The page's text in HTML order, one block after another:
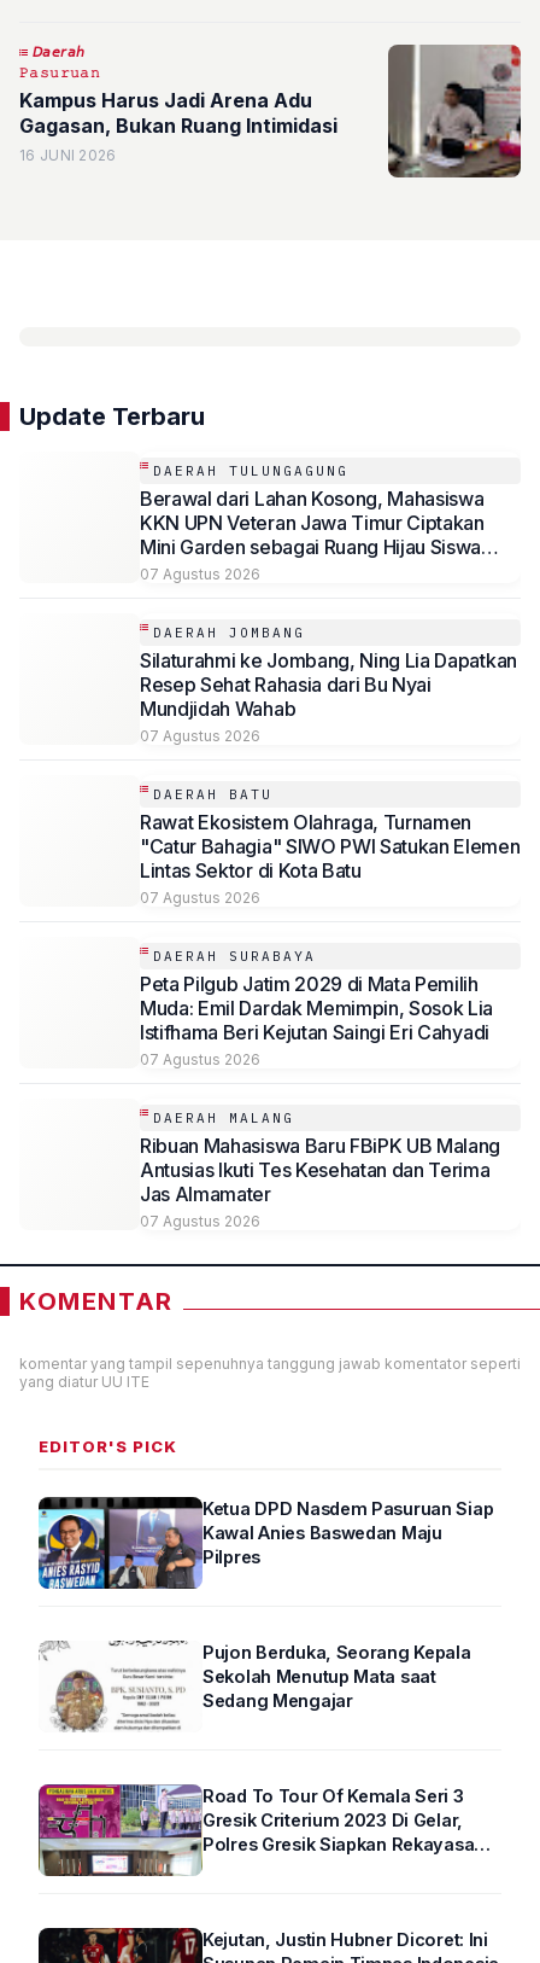
𝘋𝘢𝘦𝘳𝘢𝘩
𝙿𝚊𝚜𝚞𝚛𝚞𝚊𝚗
Kampus Harus Jadi Arena Adu
Gagasan, Bukan Ruang Intimidasi
16 JUNI 2026
Update Terbaru
DAERAH TULUNGAGUNG
Berawal dari Lahan Kosong, Mahasiswa
KKN UPN Veteran Jawa Timur Ciptakan
Mini Garden sebagai Ruang Hijau Siswa
SMP Al-Azhaar Tulungagung
07 Agustus 2026
DAERAH JOMBANG
Silaturahmi ke Jombang, Ning Lia Dapatkan
Resep Sehat Rahasia dari Bu Nyai
Mundjidah Wahab
07 Agustus 2026
DAERAH BATU
Rawat Ekosistem Olahraga, Turnamen
"Catur Bahagia" SIWO PWI Satukan Elemen
Lintas Sektor di Kota Batu
07 Agustus 2026
DAERAH SURABAYA
Peta Pilgub Jatim 2029 di Mata Pemilih
Muda: Emil Dardak Memimpin, Sosok Lia
Istifhama Beri Kejutan Saingi Eri Cahyadi
07 Agustus 2026
DAERAH MALANG
Ribuan Mahasiswa Baru FBiPK UB Malang
Antusias Ikuti Tes Kesehatan dan Terima
Jas Almamater
07 Agustus 2026
KOMENTAR
komentar yang tampil sepenuhnya tanggung jawab komentator seperti
yang diatur UU ITE
EDITOR'S PICK
Ketua DPD Nasdem Pasuruan Siap
Kawal Anies Baswedan Maju
Pilpres
Pujon Berduka, Seorang Kepala
Sekolah Menutup Mata saat
Sedang Mengajar
Road To Tour Of Kemala Seri 3
Gresik Criterium 2023 Di Gelar,
Polres Gresik Siapkan Rekayasa
Kejutan, Justin Hubner Dicoret: Ini